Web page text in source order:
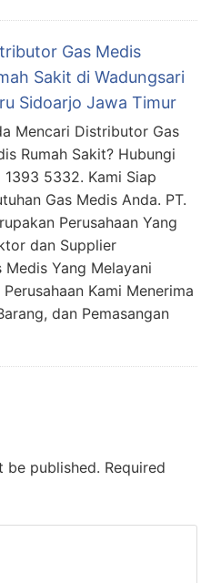
Gas Medis
Sakit di Wadungsari
Sidoarjo Jawa Timur
Mencari Distributor Gas
Rumah Sakit? Hubungi
5332. Kami Siap
Gas Medis Anda. PT.
Perusahaan Yang
dan Supplier
Medis Yang Melayani
Kami Menerima
dan Pemasangan
be published. Required